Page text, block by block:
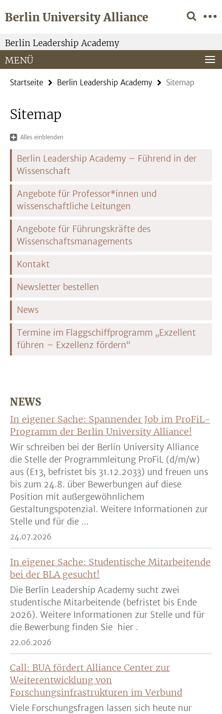
direkt
Inhalt
Berlin University Alliance
Service-
Navigation
Berlin Leadership Academy
MENÜ
Startseite Berlin Leadership Academy Sitemap
Sitemap
Alles einblenden
Berlin Leadership Academy – Führend in der
Wissenschaft
Angebote für Professor*innen und
wissenschaftliche Leitungen
Angebote für Führungskräfte des
Wissenschaftsmanagements
Kontakt
Newsletter bestellen
News
Termine im Flaggschiffprogramm „Exzellent
führen – Exzellenz fördern“
NEWS
In eigener Sache: Spannender Job im ProFiL-
Programm der Berlin University Alliance!
Wir schreiben bei der Berlin University Alliance
die Stelle der Programmleitung ProFiL (d/m/w)
aus (E13, befristet bis 31.12.2033) und freuen uns
bis zum 24.8. über Bewerbungen auf diese
Position mit außergewöhnlichem
Gestaltungspotenzial. Weitere Informationen zur
Stelle und für die ...
24.07.2026
In eigener Sache: Studentische Mitarbeitende
bei der BLA gesucht!
Die Berlin Leadership Academy sucht zwei
studentische Mitarbeitende (befristet bis Ende
2026). Weitere Informationen zur Stelle und für
die Bewerbung finden Sie hier .
22.06.2026
Call: BUA fördert Alliance Center zur
Weiterentwicklung von
Forschungsinfrastrukturen im Verbund
Viele Forschungsfragen lassen sich heute nur